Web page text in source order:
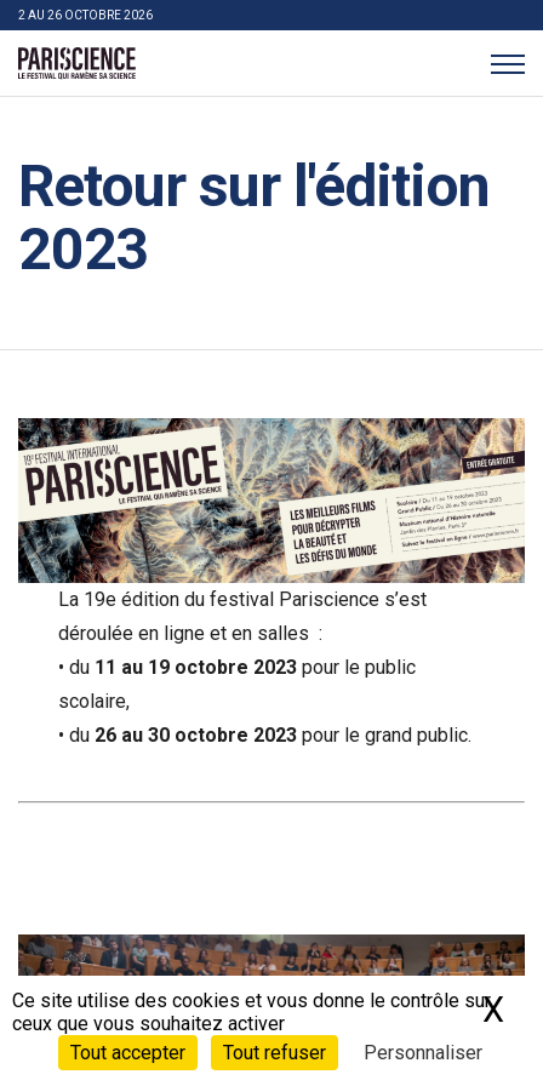
>Aller au contenu
2 AU 26 OCTOBRE 2026
Retour sur l'édition
2023
La 19e édition du festival Pariscience s’est
déroulée en ligne et en salles :
• du 11 au 19 octobre 2023 pour le public
scolaire,
• du 26 au 30 octobre 2023pour le grand public.
Panneau de gestion des cookies
Ce site utilise des cookies et vous donne le contrôle sur
ceux que vous souhaitez activer
Tout accepter
Tout refuser Personnaliser
X